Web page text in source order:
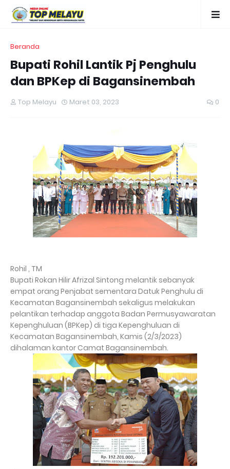
Beranda
Bupati Rohil Lantik Pj Penghulu
dan BPKep di Bagansinembah
Top Melayu Maret 03, 2023 0
Rohil , TM
Bupati Rokan Hilir Afrizal Sintong melantik sebanyak
empat orang Penjabat sementara Datuk Penghulu di
Kecamatan Bagansinembah sekaligus melakukan
pelantikan terhadap anggota Badan Permusyawaratan
Kepenghuluan (BPKep) di tiga Kepenghuluan di
Kecamatan Bagansinembah, Kamis (2/3/2023)
dihalaman kantor Camat Bagansinembah.